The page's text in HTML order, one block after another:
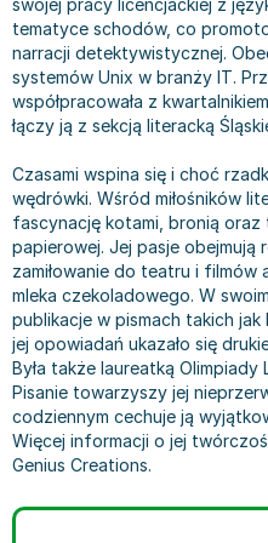
Bajki wiersze
Do kolorowania i naklejania
Kontrastowe obrazki
Kreatywne / Aktywizujące
Podręczniki szkolne
Edukacja przedszkolna
Liceum, Technikum
Szkoła podstawowa
Szkoły wyższe
Szkoła zawodowa
Książki: finanse,
Książki o gospodarce
Inne
Książki o marketingu
Historia - książki
Archeologia - książki
Historia Polski - książki
Historia świata - książki
II Wojna Światowa - książki
Książki militarne
Książki: Prawo
Inne
Książki: Prawo
Książki: Prawo cywilne
Książki: pamiętniki, dzienniki
Wywiady, wspomnienia -
Komiksy
Komiksy dla dorosłych
Komiksy dla młodzieży
Komiksy obcojęzyczne
Fantastyka, horror -
Książki fantasy
Książki horrory
Science Fiction - książki
Książki kryminały
Książki z poezją,
Książki dramaty
Książki humorystyczne i
Liceum i technikum
Podręczniki do 1 klasy
Podręczniki do 2 klasy
Podręczniki do 3 klasy
Podręczniki do szkoły
Podręczniki do 1 klasy
Podręczniki do 2 klasy
Podręczniki do 3 klasy
Książki dla dzieci
Książki dla dzieci do 2 lat
Książki: bajki dla dzieci do 2
Do kąpieli i zabawy
Kolorowanki i książki do
Książki grające, z puzzlami i
Książki o sportowcach
Książki: Turystyka i podróże
Albumy krajoznawcze
Albumy krajoznawcze -
Atlasy
Atlasy - Polska
Atlasy - świat
Globusy
Mapy
Mapy - Polska
Mapy - Świat
Przewodniki turystyczne
Przewodniki turystyczne -
Przewodniki turystyczne -
Julian Tuwim
Bracia Grimm
Stephen King
Tanya Valko
Jan Brzechwa
E. L. James
Virginia C. Andrews
Waldemar Łysiak
Monika Szwaja
Camilla Läckberg
Jan Kochanowski
Henning Mankell
Beata Pawlikowska
L.J. Smith
swojej pracy licencjackiej z
tematyce schodów, co
narracji detektywistycznej.
systemów Unix w branży IT.
współpracowała z
łączy ją z sekcją literacką
Czasami wspina się i choć
wędrówki. Wśród miłośników
fascynację kotami, bronią
papierowej. Jej pasje obejmują
zamiłowanie do teatru i
mleka czekoladowego. W
publikacje w pismach takich jak
jej opowiadań ukazało się
Była także laureatką
Pisanie towarzyszy jej
codziennym cechuje ją
Więcej informacji o jej
Genius Creations.